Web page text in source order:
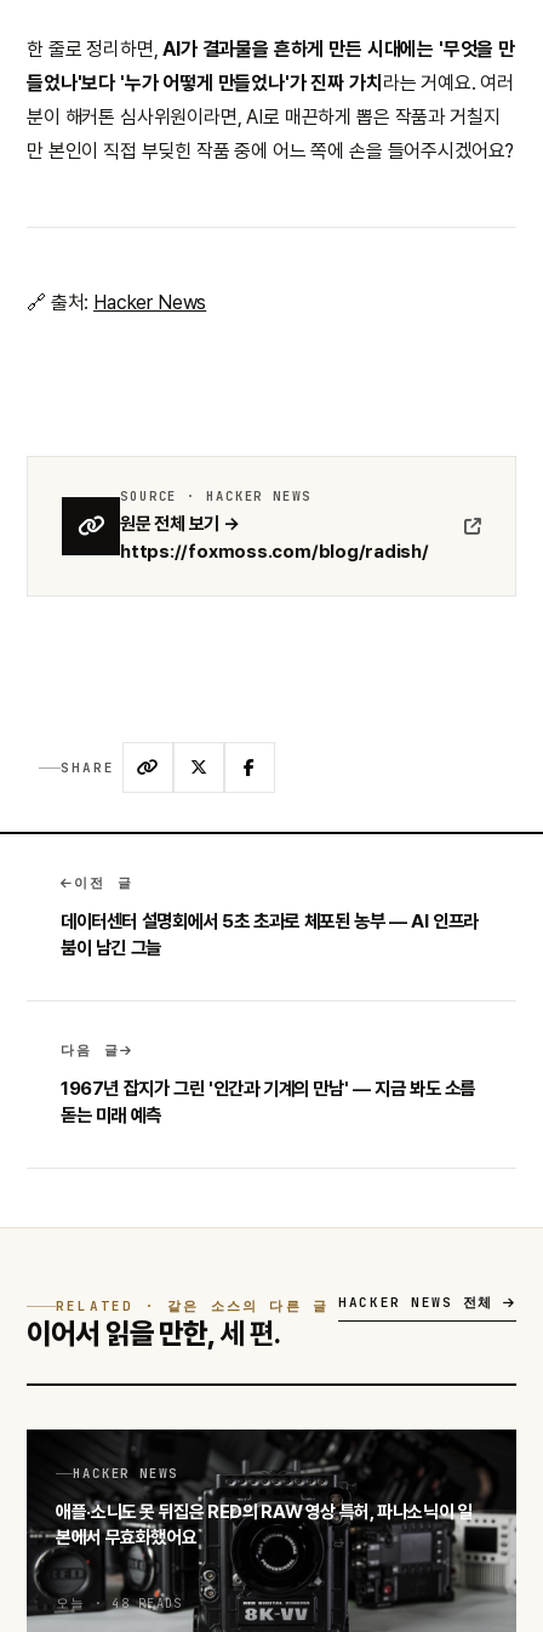
한 줄로 정리하면,AI가 결과물을 흔하게 만든 시대에는 '무엇을 만
들었나'보다 '누가 어떻게 만들었나'가 진짜 가치 라는 거예요. 여러
분이 해커톤 심사위원이라면, AI로 매끈하게 뽑은 작품과 거칠지
만 본인이 직접 부딪힌 작품 중에 어느 쪽에 손을 들어주시겠어요?
🔗 출처: Hacker News
SOURCE · HACKER NEWS
원문 전체 보기 →
https://foxmoss.com/blog/radish/
SHARE
이전 글
데이터센터 설명회에서 5초 초과로 체포된 농부 — AI 인프라
붐이 남긴 그늘
다음 글
1967년 잡지가 그린 '인간과 기계의 만남' — 지금 봐도 소름
돋는 미래 예측
RELATED · 같은 소스의 다른 글
이어서 읽을 만한,세 편.
HACKER NEWS 전체
HACKER NEWS
애플·소니도 못 뒤집은 RED의 RAW 영상 특허, 파나소닉이 일
본에서 무효화했어요
오늘 · 48 READS